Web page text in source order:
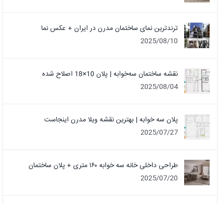
ترندترین نمای ساختمان مدرن در ایران + عکس نما
2025/08/10
نقشه ساختمان سه‌خوابه | پلان 10×18 اصلاح شده
2025/08/04
پلان سه خوابه | بهترین نقشه ویلا مدرن اینجاست
2025/07/27
طراحی داخلی خانه سه خوابه ۱۶۰ متری + پلان ساختمان
2025/07/20